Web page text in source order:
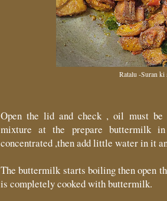
Ratalu -Suran
Open the lid and check , oil must
mixture at the prepare buttermilk
concentrated ,then add little water in it
The buttermilk starts boiling then open
is completely cooked with buttermilk.